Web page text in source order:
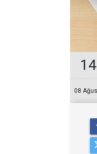
08